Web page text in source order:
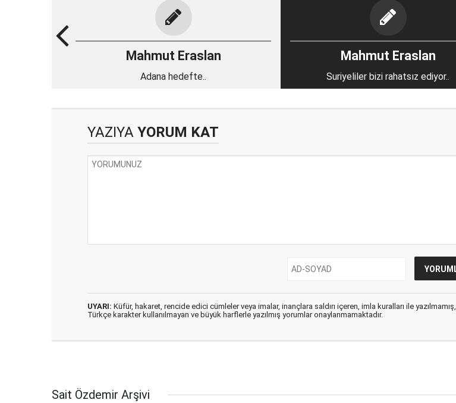
Mahmut Eraslan
Adana hedefte..
Mahmut Eraslan
Suriyeliler bizi rahatsız ediyor..
YAZIYA YORUM KAT
UYARI: Küfür, hakaret, rencide edici cümleler veya imalar, inançlara saldırı içeren, imla kuralları ile yazılmamış,
Türkçe karakter kullanılmayan ve büyük harflerle yazılmış yorumlar onaylanmamaktadır.
Sait Özdemir Arşivi